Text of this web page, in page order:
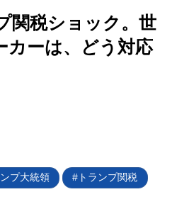
関税ショック。世
カーは、どう対応
プ大統領 トランプ関税